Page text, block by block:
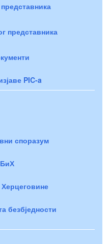
представника
PIC-a
споразум
безбједности